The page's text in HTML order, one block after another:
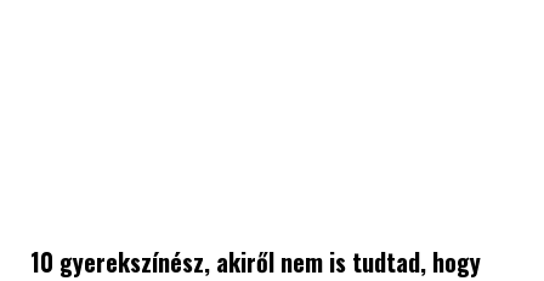
10 gyerekszínész, akiről nem is tudtad, hogy